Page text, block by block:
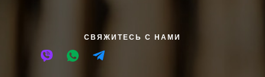
СВЯЖИТЕСЬ С НАМИ